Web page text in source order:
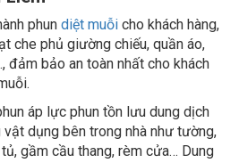
che phủ giường chiếu, quần áo,
đảm bảo an toàn nhất cho khách
áp lực phun tồn lưu dung dịch
gầm cầu thang, rèm cửa… Dung
trên bề mặt, giúp diệt muỗi, côn
quay lại trong một khoảng thời